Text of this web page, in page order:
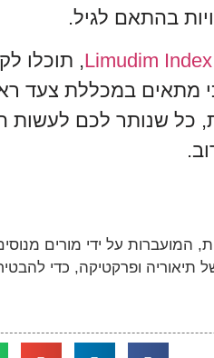
בהתאם לגיל.
Limudim Index, תוכלו
מתאים במכללת צעד
שנותר לכם לעשות
המועברות על ידי מורים
תיאוריה ופרקטיקה, כדי